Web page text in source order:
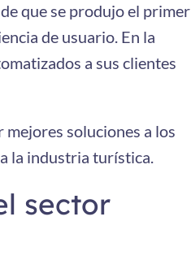
que se produjo el primer
de usuario. En la
a sus clientes
soluciones a los
la industria turística.
sector